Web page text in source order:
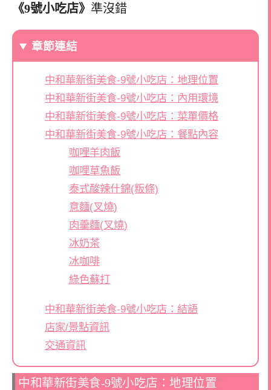
《9號小吃店》 準沒錯
章節連結
中和華新街美食-9號小吃店：地理位置
中和華新街美食-9號小吃店：內用環境
中和華新街美食-9號小吃店：菜單價格
中和華新街美食-9號小吃店：餐點內容
咖哩羊肉飯
咖哩草魚飯
泰式酸辣什錦(粄條)
意麵(叉燒)
肉羹麵(叉燒)
冰奶茶
冰咖啡
綠色蘇打
中和華新街美食-9號小吃店：結語
店家/景點資訊
交通資訊
中和華新街美食-9號小吃店：地理位置